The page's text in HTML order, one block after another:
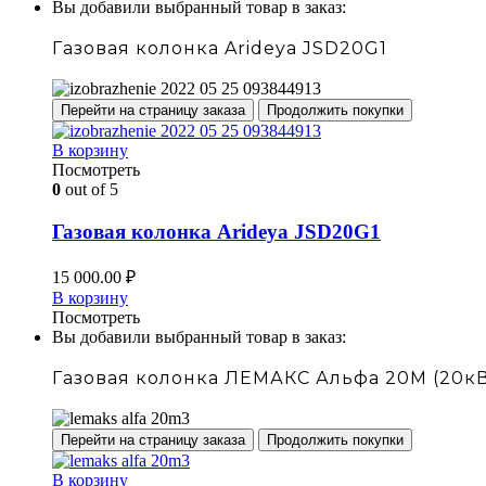
Вы добавили выбранный товар в заказ:
Газовая колонка Arideya JSD20G1
Перейти на страницу заказа Продолжить покупки
В корзину
Посмотреть
0 out of 5
Газовая колонка Arideya JSD20G1
15 000.00 ₽
В корзину
Посмотреть
Вы добавили выбранный товар в заказ:
Газовая колонка ЛЕМАКС Альфа 20М
Перейти на страницу заказа Продолжить покупки
В корзину